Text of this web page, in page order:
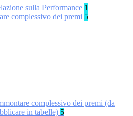
sulla Performance 1
complessivo dei premi 5
complessivo dei premi (da
in tabelle) 5